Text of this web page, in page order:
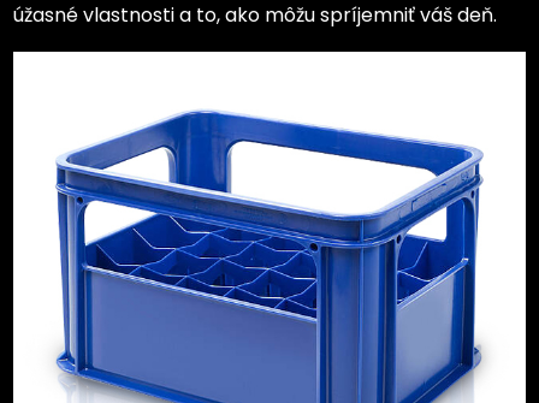
úžasné vlastnosti a to, ako môžu spríjemniť váš deň.